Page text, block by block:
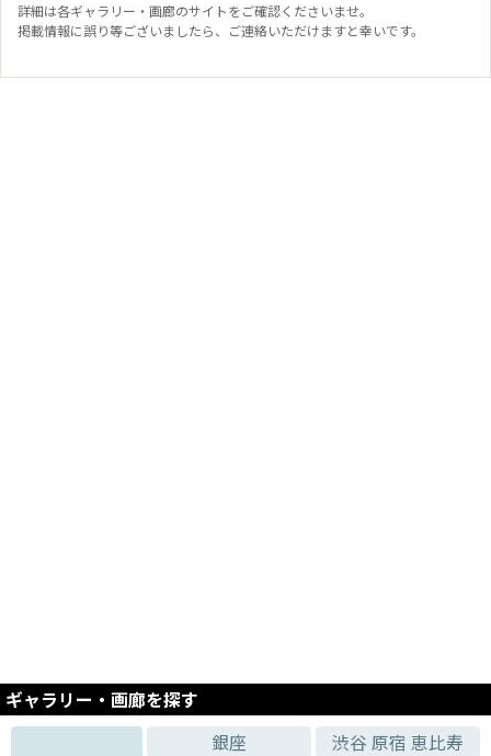
詳細は各ギャラリー・画廊のサイトをご確認くださいませ。
掲載情報に誤り等ございましたら、ご連絡いただけますと幸いです。
ギャラリー・画廊を探す
銀座
渋谷 原宿 恵比寿